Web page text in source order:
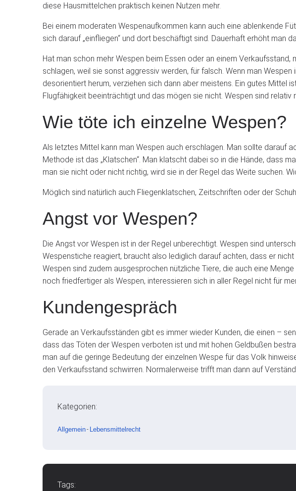
diese Hausmittelchen praktisch keinen Nutzen mehr.
Bei einem moderaten Wespenaufkommen kann auch eine ablenkende
sich darauf „einfliegen“ und dort beschäftigt sind. Dauerhaft erhöht man
Hat man schon mehr Wespen beim Essen oder an einem
schlagen, weil sie sonst aggressiv werden, für falsch. Wenn man
desorientiert herum, verziehen sich dann aber meistens. Ein gutes Mittel
Flugfähigkeit beeinträchtigt und das mögen sie nicht. Wespen sind
Wie töte ich einzelne Wespen?
Als letztes Mittel kann man Wespen auch erschlagen. Man sollte darauf
Methode ist das „Klatschen“. Man klatscht dabei so in die Hände, dass
man sie nicht oder nicht richtig, wird sie in der Regel das Weite suchen.
Möglich sind natürlich auch Fliegenklatschen, Zeitschriften oder der Schuh.
Angst vor Wespen?
Die Angst vor Wespen ist in der Regel unberechtigt. Wespen sind
Wespenstiche reagiert, braucht also lediglich darauf achten, dass er
Wespen sind zudem ausgesprochen nützliche Tiere, die auch eine
noch friedfertiger als Wespen, interessieren sich in aller Regel nicht für
Kundengespräch
Gerade an Verkaufsständen gibt es immer wieder Kunden, die einen –
dass das Töten der Wespen verboten ist und mit hohen Geldbußen
man auf die geringe Bedeutung der einzelnen Wespe für das Volk
den Verkaufsstand schwirren. Normalerweise trifft man dann auf
Kategorien:
Allgemein- Lebensmittelrecht
Tags: